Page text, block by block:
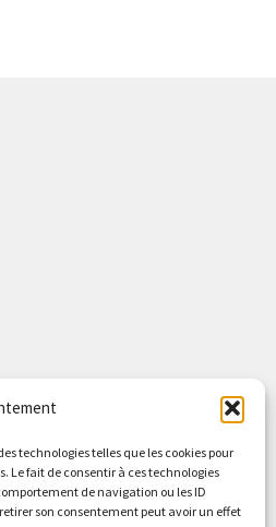
technologies telles que les cookies pour
Le fait de consentir à ces technologies
de navigation ou les ID
son consentement peut avoir un effet